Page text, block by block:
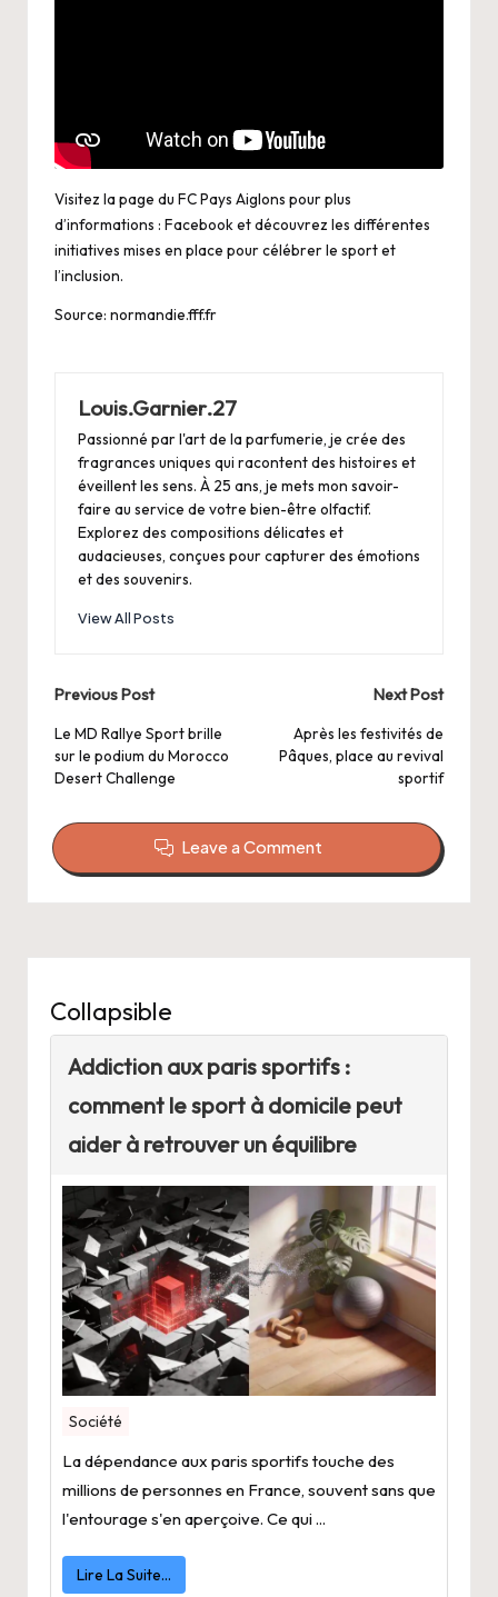
Visitez la page du FC Pays Aiglons pour plus
d’informations : Facebooket découvrez les différentes
initiatives mises en place pour célébrer le sport et
l’inclusion.
Source: normandie.fff.fr
Louis.Garnier.27
Passionné par l'art de la parfumerie, je crée des
fragrances uniques qui racontent des histoires et
éveillent les sens. À 25 ans, je mets mon savoir-
faire au service de votre bien-être olfactif.
Explorez des compositions délicates et
audacieuses, conçues pour capturer des émotions
et des souvenirs.
View All Posts
Post
navigation
Previous Post
Le MD Rallye Sport brille
sur le podium du Morocco
Desert Challenge
Next Post
Après les festivités de
Pâques, place au revival
sportif
Leave a Comment
Collapsible
Addiction aux paris sportifs :
comment le sport à domicile peut
aider à retrouver un équilibre
Société
La dépendance aux paris sportifs touche des
millions de personnes en France, souvent sans que
l'entourage s'en aperçoive. Ce qui ...
Lire La Suite…